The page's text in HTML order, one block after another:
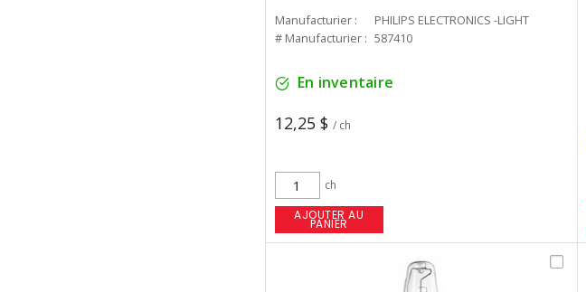
Manufacturier :
PHILIPS ELECTRONICS -LIGHT
# Manufacturier : 587410
En inventaire
12,25 $ / ch
ch
AJOUTER AU
PANIER